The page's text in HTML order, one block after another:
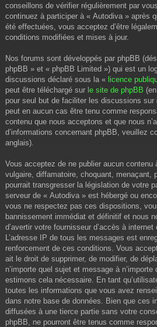
conseillons de vérifier régulièrement par
continuez à participer à « Autodiva » après
été effectuées, vous acceptez d’être
conditions modifiées et mises à jour.
Nos forums sont développés par phpBB
phpBB » et « phpBB Limited ») qui est un
discussions déclaré sous la « licence
peut être téléchargé sur le site de phpBB
pour seul but de faciliter les discussions
peut en aucun cas être tenu comme
contenu que nous acceptons et que nous
d’informations concernant phpBB, veuillez
anglais).
Vous acceptez de ne publier aucun contenu
vulgaire, diffamatoire, choquant, menaçant,
pourrait transgresser la législation de votre
serveur de « Autodiva » est hébergé ou
vous ne respectez pas ces dispositions,
bannissement immédiat et définitif et nous
d’avertir votre fournisseur d’accès à
L’adresse IP de tous les messages est
renforcement de ces conditions. Vous
ait le droit de supprimer, de modifier, de
n’importe quel sujet et message à
estimons cela nécessaire. En tant
toutes les informations que vous avez
dans notre base de données. Bien que ces
diffusées à une tierce partie sans votre
phpBB, ne pourront être tenus comme